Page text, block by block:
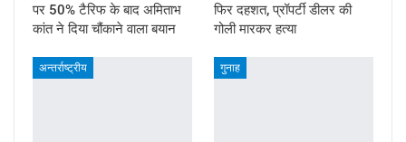
पर 50% टैरिफ के बाद अमिताभ
कांत ने दिया चौंकाने वाला बयान
फिर दहशत, प्रॉपर्टी डीलर की
गोली मारकर हत्या
अन्तर्राष्ट्रीय गुनाह